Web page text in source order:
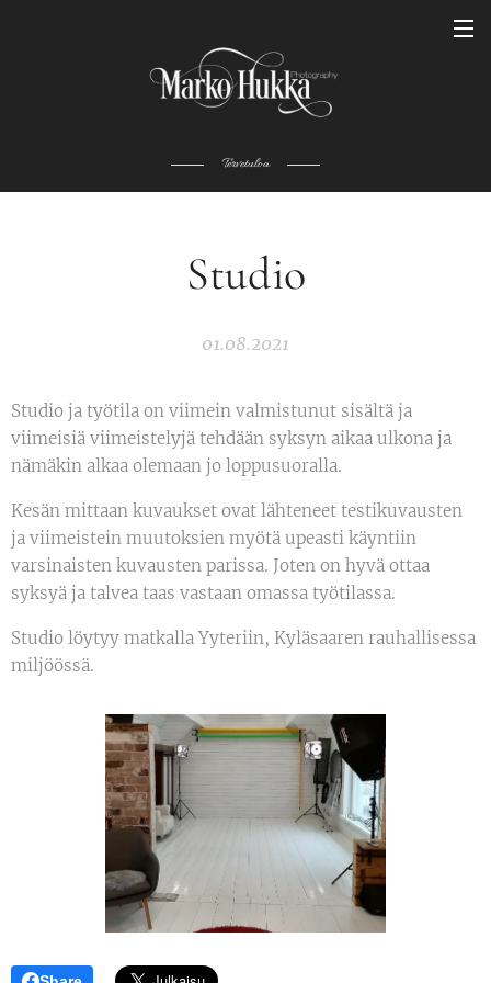
Tervetuloa
Studio
01.08.2021
Studio ja työtila on viimein valmistunut sisältä ja
viimeisiä viimeistelyjä tehdään syksyn aikaa ulkona ja
nämäkin alkaa olemaan jo loppusuoralla.
Kesän mittaan kuvaukset ovat lähteneet testikuvausten
ja viimeistein muutoksien myötä upeasti käyntiin
varsinaisten kuvausten parissa. Joten on hyvä ottaa
syksyä ja talvea taas vastaan omassa työtilassa.
Studio löytyy matkalla Yyteriin, Kyläsaaren rauhallisessa
miljöössä.